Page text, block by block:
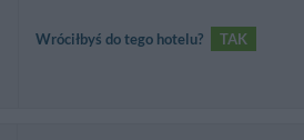
Wróciłbyś do tego hotelu? TAK